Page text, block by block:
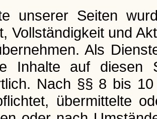
unserer Seiten
Vollständigkeit und
Als
Inhalte auf diesen
Nach §§ 8 bis
übermittelte